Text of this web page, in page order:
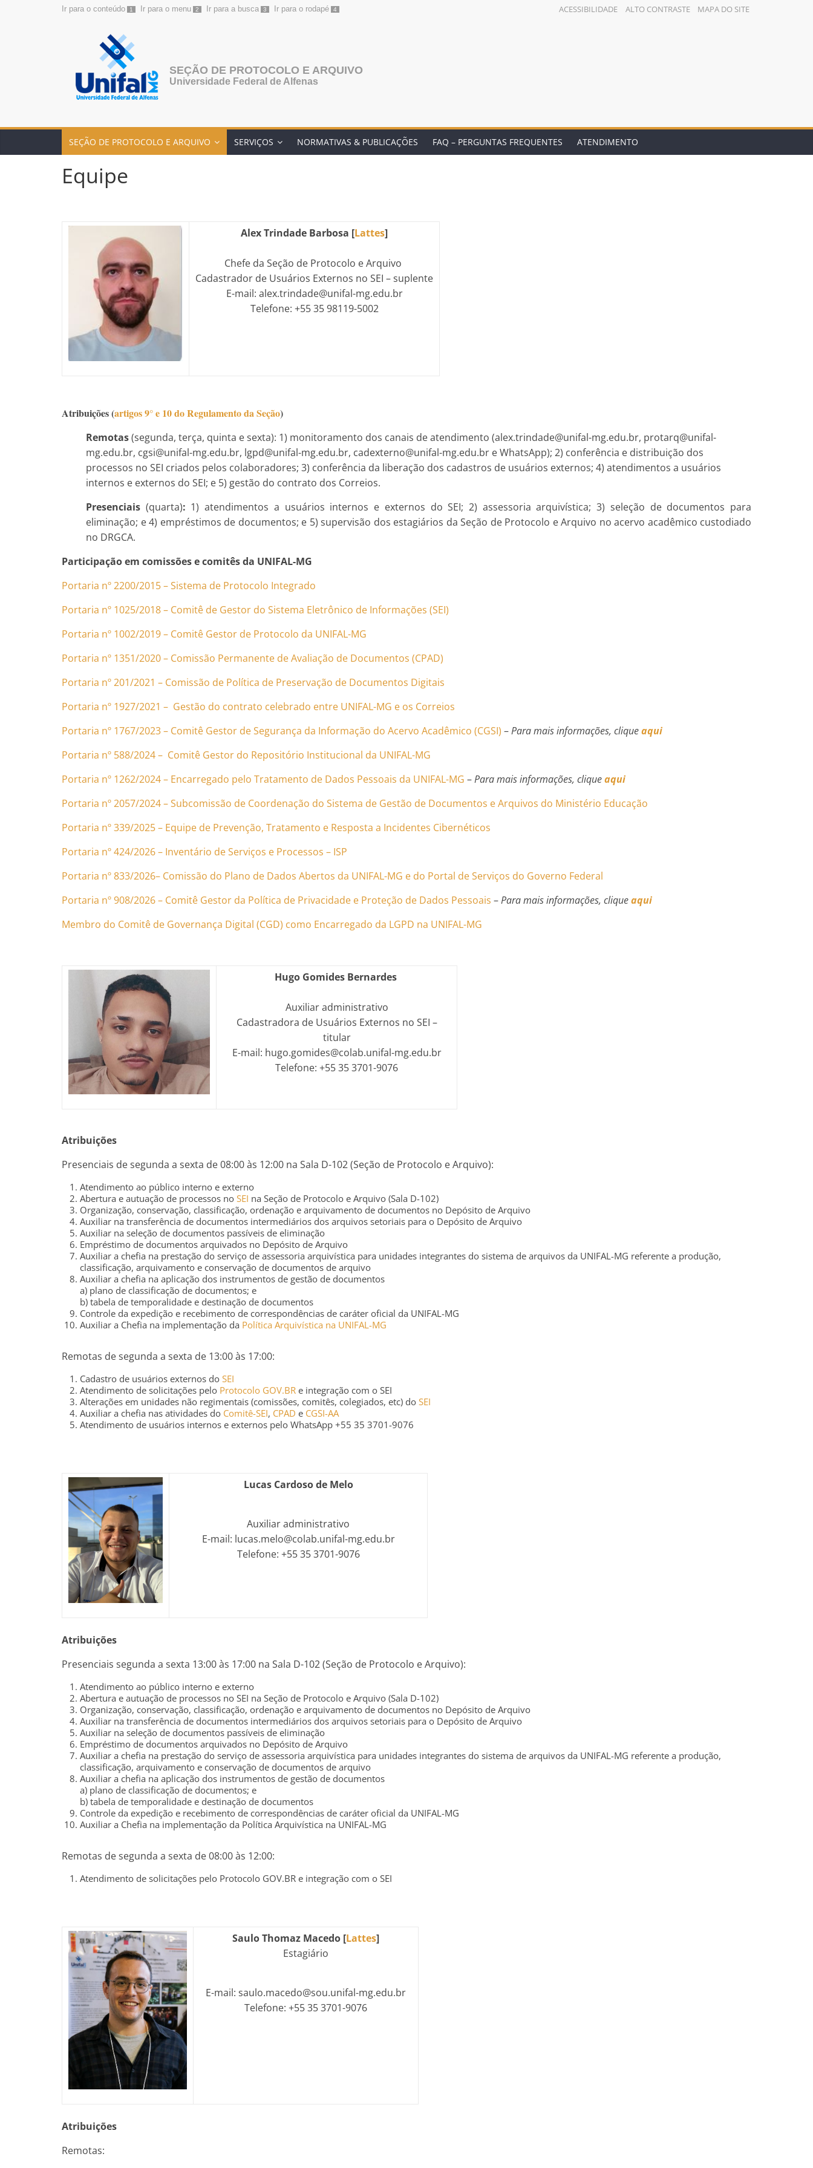
Ir para o conteúdo 1 Ir para o menu 2 Ir para a busca 3 Ir para o rodapé 4 ACESSIBILIDADE ALTO CONTRASTE MAPA DO SITE
SEÇÃO DE PROTOCOLO E ARQUIVO
Universidade Federal de Alfenas
SEÇÃO DE PROTOCOLO E ARQUIVO SERVIÇOS NORMATIVAS & PUBLICAÇÕES FAQ – PERGUNTAS FREQUENTES ATENDIMENTO
Equipe
Alex Trindade Barbosa [Lattes]
Chefe da Seção de Protocolo e Arquivo
Cadastrador de Usuários Externos no SEI – suplente
E-mail: alex.trindade@unifal-mg.edu.br
Telefone: +55 35 98119-5002
Atribuições (artigos 9° e 10 do Regulamento da Seção)
Remotas(segunda, terça, quinta e sexta): 1) monitoramento dos canais de atendimento (alex.trindade@unifal-mg.edu.br, protarq@unifal-
mg.edu.br, cgsi@unifal-mg.edu.br, lgpd@unifal-mg.edu.br, cadexterno@unifal-mg.edu.br e WhatsApp); 2) conferência e distribuição dos
processos no SEI criados pelos colaboradores; 3) conferência da liberação dos cadastros de usuários externos; 4) atendimentos a usuários
internos e externos do SEI; e 5) gestão do contrato dos Correios.
Presenciais (quarta): 1) atendimentos a usuários internos e externos do SEI; 2) assessoria arquivística; 3) seleção de documentos para
eliminação; e 4) empréstimos de documentos; e 5) supervisão dos estagiários da Seção de Protocolo e Arquivo no acervo acadêmico custodiado
no DRGCA.
Participação em comissões e comitês da UNIFAL-MG
Portaria nº 2200/2015 – Sistema de Protocolo Integrado
Portaria nº 1025/2018 – Comitê de Gestor do Sistema Eletrônico de Informações (SEI)
Portaria nº 1002/2019 – Comitê Gestor de Protocolo da UNIFAL-MG
Portaria nº 1351/2020 – Comissão Permanente de Avaliação de Documentos (CPAD)
Portaria nº 201/2021 – Comissão de Política de Preservação de Documentos Digitais
Portaria nº 1927/2021 – Gestão do contrato celebrado entre UNIFAL-MG e os Correios
Portaria nº 1767/2023 – Comitê Gestor de Segurança da Informação do Acervo Acadêmico (CGSI) –Para mais informações, cliqueaqui
Portaria nº 588/2024 – Comitê Gestor do Repositório Institucional da UNIFAL-MG
Portaria nº 1262/2024 – Encarregado pelo Tratamento de Dados Pessoais da UNIFAL-MG –Para mais informações, cliqueaqui
Portaria nº 2057/2024 – Subcomissão de Coordenação do Sistema de Gestão de Documentos e Arquivos do Ministério Educação
Portaria nº 339/2025 – Equipe de Prevenção, Tratamento e Resposta a Incidentes Cibernéticos
Portaria nº 424/2026 – Inventário de Serviços e Processos – ISP
Portaria nº 833/2026– Comissão do Plano de Dados Abertos da UNIFAL-MG e do Portal de Serviços do Governo Federal
Portaria nº 908/2026 – Comitê Gestor da Política de Privacidade e Proteção de Dados Pessoais –Para mais informações, cliqueaqui
Membro do Comitê de Governança Digital (CGD) como Encarregado da LGPD na UNIFAL-MG
Hugo Gomides Bernardes
Auxiliar administrativo
Cadastradora de Usuários Externos no SEI –
titular
E-mail: hugo.gomides@colab.unifal-mg.edu.br
Telefone: +55 35 3701-9076
Atribuições
Presenciais de segunda a sexta de 08:00 às 12:00 na Sala D-102 (Seção de Protocolo e Arquivo):
Atendimento ao público interno e externo
Abertura e autuação de processos no SEI na Seção de Protocolo e Arquivo (Sala D-102)
Organização, conservação, classificação, ordenação e arquivamento de documentos no Depósito de Arquivo
Auxiliar na transferência de documentos intermediários dos arquivos setoriais para o Depósito de Arquivo
Auxiliar na seleção de documentos passíveis de eliminação
Empréstimo de documentos arquivados no Depósito de Arquivo
Auxiliar a chefia na prestação do serviço de assessoria arquivística para unidades integrantes do sistema de arquivos da UNIFAL-MG referente a produção,
classificação, arquivamento e conservação de documentos de arquivo
Auxiliar a chefia na aplicação dos instrumentos de gestão de documentos
a) plano de classificação de documentos; e
b) tabela de temporalidade e destinação de documentos
Controle da expedição e recebimento de correspondências de caráter oficial da UNIFAL-MG
Auxiliar a Chefia na implementação da Política Arquivística na UNIFAL-MG
Remotas de segunda a sexta de 13:00 às 17:00:
Cadastro de usuários externos do SEI
Atendimento de solicitações pelo Protocolo GOV.BR e integração com o SEI
Alterações em unidades não regimentais (comissões, comitês, colegiados, etc) do SEI
Auxiliar a chefia nas atividades do Comitê-SEI, CPAD e CGSI-AA
Atendimento de usuários internos e externos pelo WhatsApp +55 35 3701-9076
Lucas Cardoso de Melo
Auxiliar administrativo
E-mail: lucas.melo@colab.unifal-mg.edu.br
Telefone: +55 35 3701-9076
Atribuições
Presenciais segunda a sexta 13:00 às 17:00 na Sala D-102 (Seção de Protocolo e Arquivo):
Atendimento ao público interno e externo
Abertura e autuação de processos no SEI na Seção de Protocolo e Arquivo (Sala D-102)
Organização, conservação, classificação, ordenação e arquivamento de documentos no Depósito de Arquivo
Auxiliar na transferência de documentos intermediários dos arquivos setoriais para o Depósito de Arquivo
Auxiliar na seleção de documentos passíveis de eliminação
Empréstimo de documentos arquivados no Depósito de Arquivo
Auxiliar a chefia na prestação do serviço de assessoria arquivística para unidades integrantes do sistema de arquivos da UNIFAL-MG referente a produção,
classificação, arquivamento e conservação de documentos de arquivo
Auxiliar a chefia na aplicação dos instrumentos de gestão de documentos
a) plano de classificação de documentos; e
b) tabela de temporalidade e destinação de documentos
Controle da expedição e recebimento de correspondências de caráter oficial da UNIFAL-MG
Auxiliar a Chefia na implementação da Política Arquivística na UNIFAL-MG
Remotas de segunda a sexta de 08:00 às 12:00:
Atendimento de solicitações pelo Protocolo GOV.BR e integração com o SEI
Saulo Thomaz Macedo [Lattes]
Estagiário
E-mail: saulo.macedo@sou.unifal-mg.edu.br
Telefone: +55 35 3701-9076
Atribuições
Remotas: